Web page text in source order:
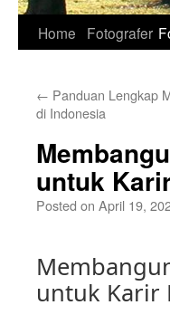
Home Fotografer
← Panduan Lengkap
di Indonesia
untuk
Posted on April 19,
untuk Karir